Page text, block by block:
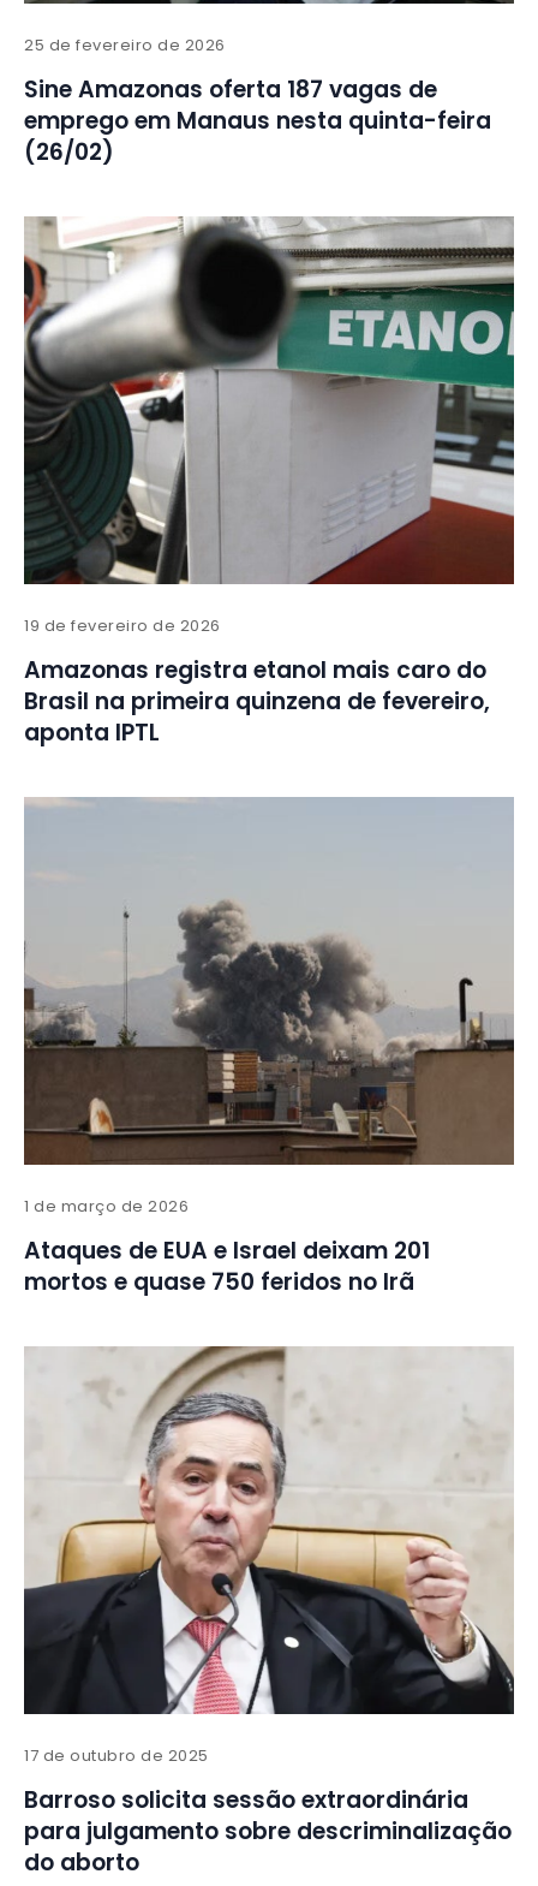
25 de fevereiro de 2026
Sine Amazonas oferta 187 vagas de
emprego em Manaus nesta quinta-feira
(26/02)
19 de fevereiro de 2026
Amazonas registra etanol mais caro do
Brasil na primeira quinzena de fevereiro,
aponta IPTL
1 de março de 2026
Ataques de EUA e Israel deixam 201
mortos e quase 750 feridos no Irã
17 de outubro de 2025
Barroso solicita sessão extraordinária
para julgamento sobre descriminalização
do aborto